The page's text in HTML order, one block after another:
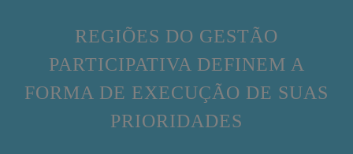
REGIÕES DO GESTÃO
PARTICIPATIVA DEFINEM A
FORMA DE EXECUÇÃO DE SUAS
PRIORIDADES